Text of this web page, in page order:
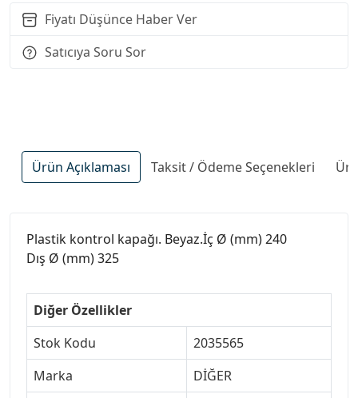
Fiyatı Düşünce Haber Ver
Satıcıya Soru Sor
Ürün Açıklaması Taksit / Ödeme Seçenekleri
Plastik kontrol kapağı. Beyaz.İç Ø (mm) 240
Dış Ø (mm) 325
Diğer Özellikler
Stok Kodu
2035565
Marka
DİĞER